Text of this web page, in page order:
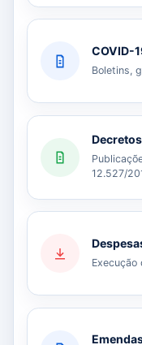
COVID-
Boletins,
Decretos
12.527/